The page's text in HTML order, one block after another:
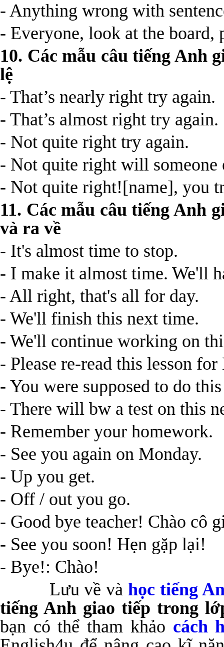
- Anything wrong with
- Everyone, look at the board,
10. Các mẫu câu tiếng Anh
lệ
- That’s nearly right­ try again.
- That’s almost right­ try again.
- Not quite right­ try again.
- Not quite right­ will someone
- Not quite right![name], you
11. Các mẫu câu tiếng Anh
và ra về
- It's almost time to stop.
- I make it almost time. We'll
- All right, that's all for day.
- We'll finish this next time.
- We'll continue working on
- Please re-read this lesson
- You were supposed to do
- There will bw a test on this
- Remember your homework.
- See you again on Monday.
- Up you get.
- Off / out you go.
- Good bye teacher! Chào cô
- See you soon! Hẹn gặp lại!
- Bye!: Chào!
Lưu về vàhọc tiếng
tiếng Anh giao tiếp trong
bạn có thể tham khảo cách